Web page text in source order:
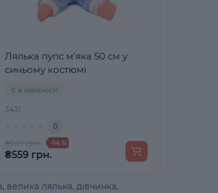
Лялька пупс м'яка 50 см у
синьому костюмі
Є в наявності
3431
0
₴647 грн. -14 %
₴559 грн.
, велика лялька, дівчинка,